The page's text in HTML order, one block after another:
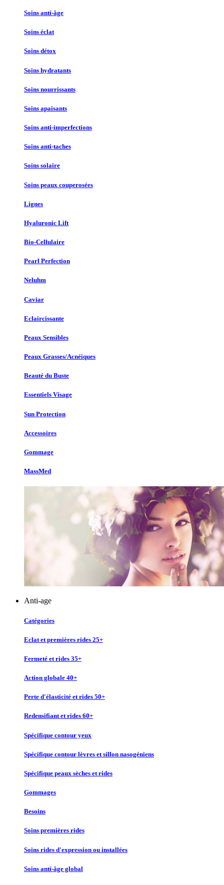
Soins anti-âge
Soins éclat
Soins détox
Soins hydratants
Soins nourrissants
Soins apaisants
Soins anti-imperfections
Soins anti-taches
Soins solaire
Soins peaux couperosées
Lignes
Hyaluronic Lift
Bio-Cellulaire
Pearl Perfection
Neluhm
Caviar
Eclaircissante
Peaux Sensibles
Peaux Grasses/Acnéiques
Beauté du Buste
Essentiels Visage
Sun Protection
Accessoires
Gommage
MassMed
Anti-age
Catégories
Eclat et premières rides 25+
Fermeté et rides 35+
Action globale 40+
Perte d'élasticité et rides 50+
Redensifiant et rides 60+
Spécifique contour yeux
Spécifique contour lèvres et sillon nasogéniens
Spécifique peaux sèches et rides
Gommages
Besoins
Soins premières rides
Soins rides d'expression ou installées
Soins anti-âge global